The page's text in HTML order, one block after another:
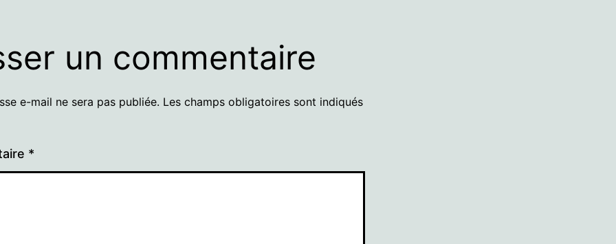
un commentaire
e-mail ne sera pas publiée. Les champs obligatoires sont indiqués
*